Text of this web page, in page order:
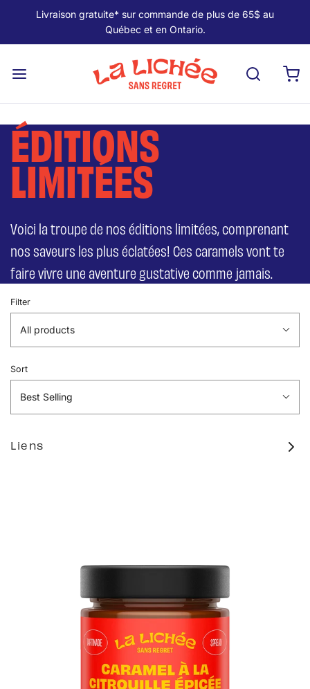
Livraison gratuite* sur commande de plus de 65$ au
Québec et en Ontario.
ÉDITIONS
LIMITÉES
Voici la troupe de nos éditions limitées, comprenant
nos saveurs les plus éclatées! Ces caramels vont te
faire vivre une aventure gustative comme jamais.
Filter
All products
Sort
Best Selling
Liens